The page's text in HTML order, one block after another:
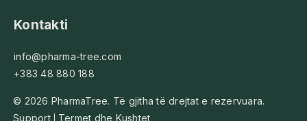
Kontakti
info@pharma-tree.com
+383 48 880 188
© 2026 PharmaTree. Të gjitha të drejtat e rezervuara.
Support
Termet dhe Kushtet